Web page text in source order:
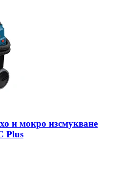
и мокро изсмукване
Plus